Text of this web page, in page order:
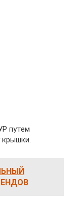
путем
крышки.